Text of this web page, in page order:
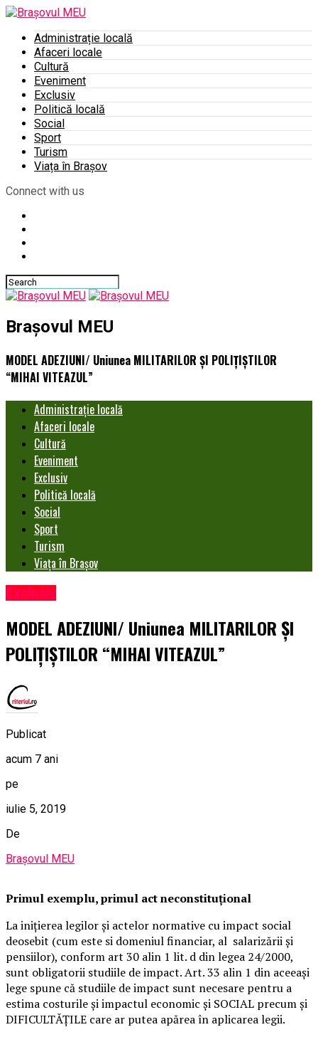
Administrație locală
Afaceri locale
Cultură
Eveniment
Exclusiv
Politică locală
Social
Sport
Turism
Viața în Brașov
Connect with us
Brașovul MEU
MODEL ADEZIUNI/ Uniunea MILITARILOR ȘI POLIȚIȘTILOR
“MIHAI VITEAZUL”
Administrație locală
Afaceri locale
Cultură
Eveniment
Exclusiv
Politică locală
Social
Sport
Turism
Viața în Brașov
Exclusiv
MODEL ADEZIUNI/ Uniunea MILITARILOR ȘI
POLIȚIȘTILOR “MIHAI VITEAZUL”
Publicat
acum 7 ani
pe
iulie 5, 2019
De
Brașovul MEU
Primul exemplu, primul act neconstituțional
La inițierea legilor și actelor normative cu impact social
deosebit (cum este si domeniul financiar, al salarizării și
pensiilor), conform art 30 alin 1 lit. d din legea 24/2000,
sunt obligatorii studiile de impact. Art. 33 alin 1 din aceeași
lege spune că studiile de impact sunt necesare pentru a
estima costurile și impactul economic și SOCIAL precum și
DIFICULTĂȚILE care ar putea apărea în aplicarea legii.